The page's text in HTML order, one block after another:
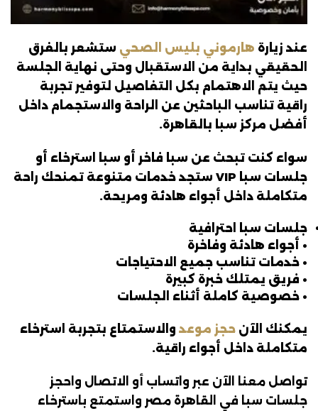
عند زيارة هارموني بليس الصحي ستشعر بالفرق
الحقيقي بداية من الاستقبال وحتى نهاية الجلسة
حيث يتم الاهتمام بكل التفاصيل لتوفير تجربة
راقية تناسب الباحثين عن الراحة والاستجمام داخل
أفضل مركز سبا بالقاهرة.
سواء كنت تبحث عن سبا فاخر أو سبا استرخاء أو
جلسات سبا VIP ستجد خدمات متنوعة تمنحك راحة
متكاملة داخل أجواء هادئة ومريحة.
جلسات سبا احترافية
• أجواء هادئة وفاخرة
• خدمات تناسب جميع الاحتياجات
• فريق يمتلك خبرة كبيرة
• خصوصية كاملة أثناء الجلسات
يمكنك الآن حجز موعد والاستمتاع بتجربة استرخاء
متكاملة داخل أجواء راقية.
تواصل معنا الآن عبر واتساب أو الاتصال واحجز
جلسات سبا في القاهرة مصر واستمتع باسترخاء